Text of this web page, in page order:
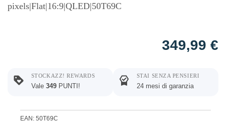
pixels|Flat|16:9|QLED|50T69C
349,99 €
STOCKAZZ! REWARDS
Vale 349 PUNTI!
STAI SENZA PENSIERI
24 mesi di garanzia
EAN: 50T69C